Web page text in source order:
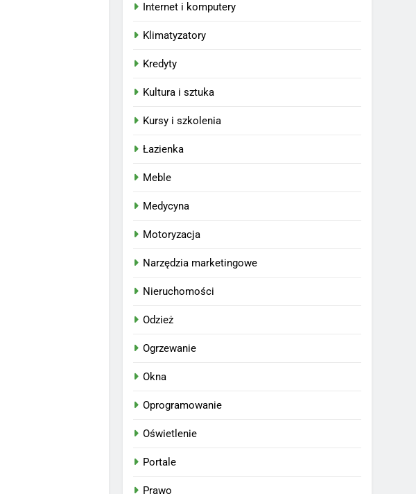
Internet i komputery
Klimatyzatory
Kredyty
Kultura i sztuka
Kursy i szkolenia
Łazienka
Meble
Medycyna
Motoryzacja
Narzędzia marketingowe
Nieruchomości
Odzież
Ogrzewanie
Okna
Oprogramowanie
Oświetlenie
Portale
Prawo